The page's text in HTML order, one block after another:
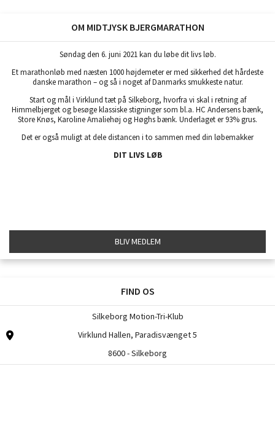
OM MIDTJYSK BJERGMARATHON
Søndag den 6. juni 2021 kan du løbe dit livs løb.
Et marathonløb med næsten 1000 højdemeter er med sikkerhed det hårdeste
danske marathon – og så i noget af Danmarks smukkeste natur.
Start og mål i Virklund tæt på Silkeborg, hvorfra vi skal i retning af
Himmelbjerget og besøge klassiske stigninger som bl.a. HC Andersens bænk,
Store Knøs, Karoline Amaliehøj og Høghs bænk. Underlaget er 93% grus.
Det er også muligt at dele distancen i to sammen med din løbemakker
DIT LIVS LØB
BLIV MEDLEM
FIND OS
Silkeborg Motion-Tri-Klub
Virklund Hallen, Paradisvænget 5
8600 - Silkeborg